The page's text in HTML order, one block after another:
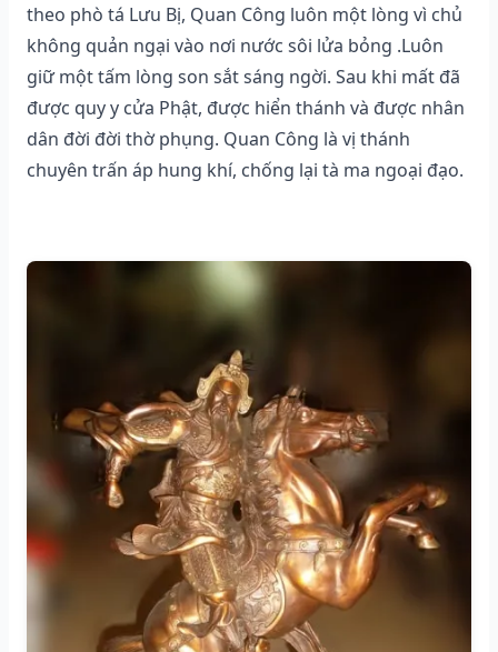
theo phò tá Lưu Bị, Quan Công luôn một lòng vì chủ
không quản ngại vào nơi nước sôi lửa bỏng .Luôn
giữ một tấm lòng son sắt sáng ngời. Sau khi mất đã
được quy y cửa Phật, được hiển thánh và được nhân
dân đời đời thờ phụng. Quan Công là vị thánh
chuyên trấn áp hung khí, chống lại tà ma ngoại đạo.